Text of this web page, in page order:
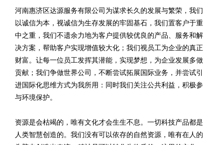
河南惠济区达源服务有限公司为谋求长久的发展与繁荣，我们
以诚信为本，视诚信为生存发展的牢固基石，我们置客户于重
中之重，我们不遗余力地为客户提供较优良的产品、服务和解
决方案，帮助客户实现增值较大化；我们视员工为企业的真正
财富。让每一位员工发挥其潜能，实现梦想，为企业发展多做
贡献；我们争做世界公司，不断尝试拓展国际业务，并尝试引
进国际化思维方式为我所用：同时我们关注公共利益，积极参
与环境保护。
资源是会枯竭的，唯有文化才会生生不息。一切科技产品都是
人类智慧创造的。我们没有可以依存的自然资源，唯有在人的